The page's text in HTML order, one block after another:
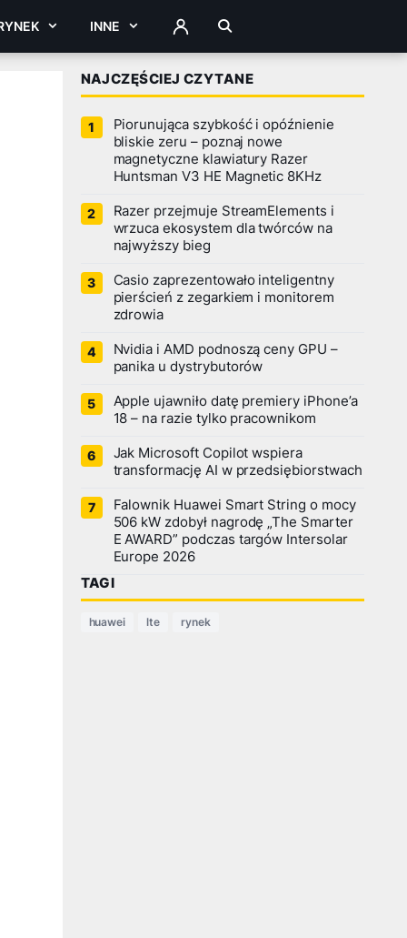
INNE ZALOGUJ
NAJCZĘŚCIEJ CZYTANE
Piorunująca szybkość i opóźnienie
bliskie zeru – poznaj nowe
magnetyczne klawiatury Razer
Huntsman V3 HE Magnetic 8KHz
Razer przejmuje StreamElements i
wrzuca ekosystem dla twórców na
najwyższy bieg
Casio zaprezentowało inteligentny
pierścień z zegarkiem i monitorem
zdrowia
Nvidia i AMD podnoszą ceny GPU –
panika u dystrybutorów
Apple ujawniło datę premiery iPhone’a
18 – na razie tylko pracownikom
Jak Microsoft Copilot wspiera
transformację AI w przedsiębiorstwach
Falownik Huawei Smart String o mocy
506 kW zdobył nagrodę „The Smarter
E AWARD” podczas targów Intersolar
Europe 2026
TAGI
huawei lte rynek